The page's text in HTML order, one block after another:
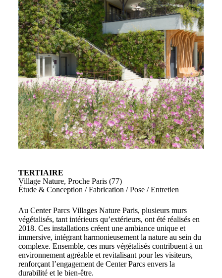
TERTIAIRE
Village Nature, Proche Paris (77)
Étude & Conception / Fabrication / Pose / Entretien
Au Center Parcs Villages Nature Paris, plusieurs murs
végétalisés, tant intérieurs qu’extérieurs, ont été réalisés en
2018. Ces installations créent une ambiance unique et
immersive, intégrant harmonieusement la nature au sein du
complexe. Ensemble, ces murs végétalisés contribuent à un
environnement agréable et revitalisant pour les visiteurs,
renforçant l’engagement de Center Parcs envers la
durabilité et le bien-être.